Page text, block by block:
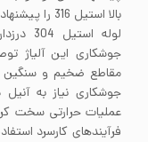
بالا استیل 316 را پیشنهاد م‌کنیم.
لوله